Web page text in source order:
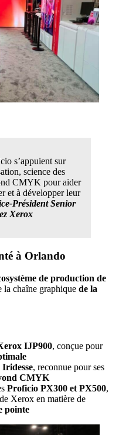
s’appuient sur
science des
CMYK pour aider
et à développer leur
Président Senior
Xerox
à Orlando
de production de
la chaîne graphique de la
IJP900, conçue pour
, reconnue pour ses
CMYK
Proficio PX300 et PX500,
Xerox en matière de
pointe